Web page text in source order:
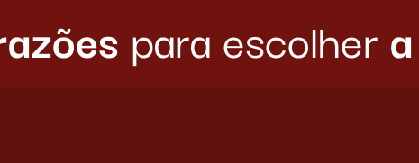
para escolher